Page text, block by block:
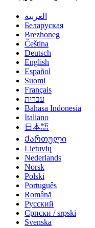
العربية
Беларуская
Brezhoneg
Čeština
Deutsch
English
Español
Suomi
Français
עברית
Bahasa Indonesia
Italiano
日本語
Ქართული
Lietuvių
Nederlands
Norsk
Polski
Português
Română
Русский
Српски / srpski
Svenska